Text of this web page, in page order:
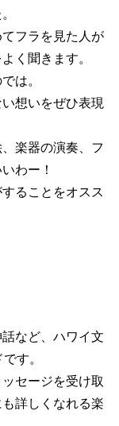
フラを見た人が
く聞きます。
は。
想いをぜひ表現
楽器の演奏、フ
わー！
ることをオスス
など、ハワイ文
す。
セージを受け取
詳しくなれる楽